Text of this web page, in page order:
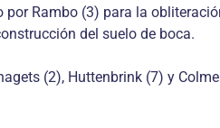
Rambo (3) para la
del suelo de boca.
(2), Huttenbrink (7) y